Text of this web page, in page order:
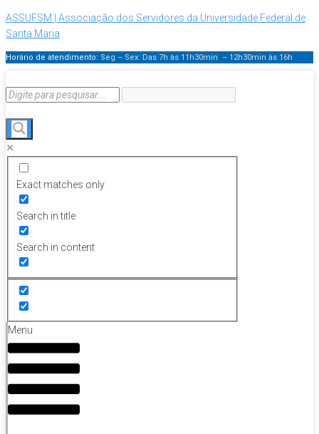
ASSUFSM | Associação dos Servidores da Universidade Federal de
Santa Maria
Horário de atendimento: Seg – Sex: Das 7h às 11h30min – 12h30min às 16h
Exact matches only
Search in title
Search in content
Menu